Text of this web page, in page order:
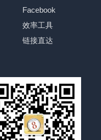
Facebook
效率工具
链接直达